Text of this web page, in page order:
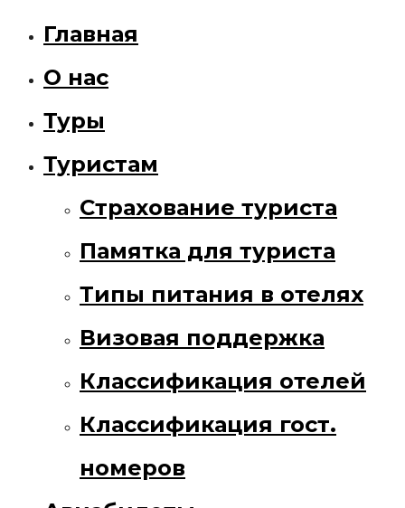
Главная
О нас
Туры
Туристам
Страхование туриста
Памятка для туриста
Типы питания в отелях
Визовая поддержка
Классификация отелей
Классификация гост.
номеров